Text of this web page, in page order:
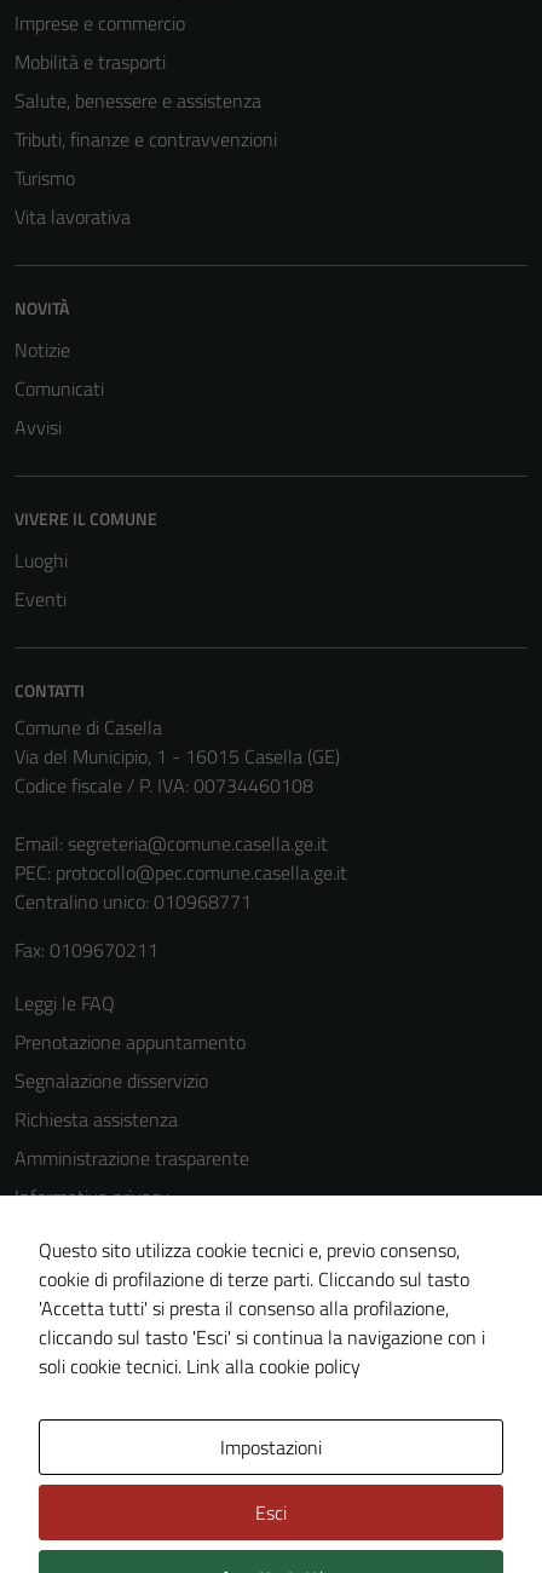
Imprese e commercio
Mobilità e trasporti
Salute, benessere e assistenza
Tributi, finanze e contravvenzioni
Turismo
Vita lavorativa
NOVITÀ
Notizie
Comunicati
Avvisi
VIVERE IL COMUNE
Luoghi
Eventi
CONTATTI
Comune di Casella
Via del Municipio, 1 - 16015 Casella (GE)
Codice fiscale / P. IVA: 00734460108
Email: segreteria@comune.casella.ge.it
PEC: protocollo@pec.comune.casella.ge.it
Centralino unico: 010968771
Fax: 0109670211
Leggi le FAQ
Prenotazione appuntamento
Segnalazione disservizio
Richiesta assistenza
Amministrazione trasparente
Informativa privacy
Cookie Policy
Note legali
Dichiarazione di accessibilità
Piano di miglioramento del sito
Questo sito utilizza cookie tecnici e, previo consenso,
cookie di profilazione di terze parti. Cliccando sul tasto
'Accetta tutti' si presta il consenso alla profilazione,
cliccando sul tasto 'Esci' si continua la navigazione con i
soli cookie tecnici. Link alla cookie policy
Impostazioni
Esci
Tecnici
essere
sono
impostati da
servizi esterni
(si veda la
di questi
peggiore la
navigazione e
la fruizione
delle
funzionalità
our website